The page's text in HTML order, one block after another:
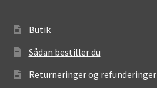
Butik
Sådan bestiller du
Returneringer og refunderinger